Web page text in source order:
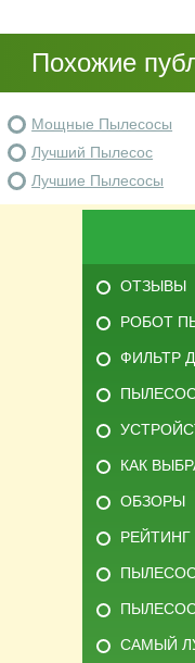
Похожие
Мощные Пылесосы
Лучший Пылесос
Лучшие Пылесосы
ОТЗЫВЫ
РОБОТ
ФИЛЬТР
КАК
ОБЗОРЫ
РЕЙТИНГ
САМЫЙ